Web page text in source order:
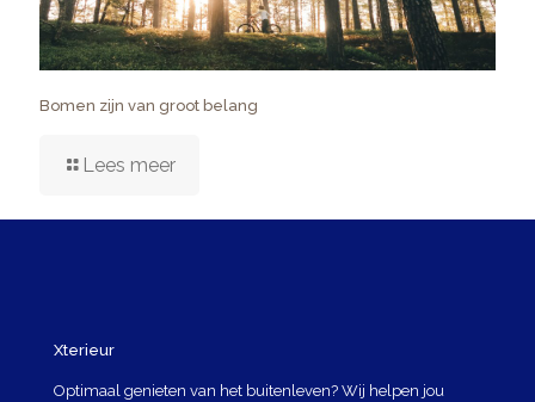
Bomen zijn van groot belang
Lees meer
Xterieur
Optimaal genieten van het buitenleven? Wij helpen jou